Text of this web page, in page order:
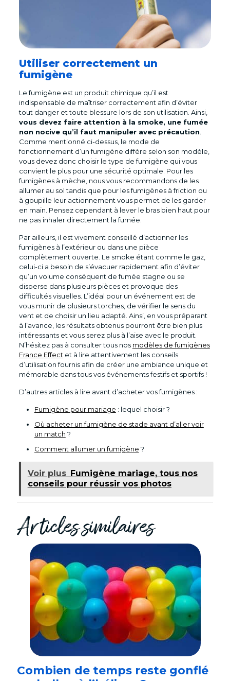
Utiliser correctement un
fumigène
Le fumigène est un produit chimique qu’il est
indispensable de maîtriser correctement afin d’éviter
tout danger et toute blessure lors de son utilisation. Ainsi,
vous devez faire attention à la smoke, une fumée
non nocive qu’il faut manipuler avec précaution
Comme mentionné ci-dessus, le mode de
fonctionnement d’un fumigène diffère selon son modèle,
vous devez donc choisir le type de fumigène qui vous
convient le plus pour une sécurité optimale. Pour les
fumigènes à mèche, nous vous recommandons de les
allumer au sol tandis que pour les fumigènes à friction ou
à goupille leur actionnement vous permet de les garder
en main. Pensez cependant à lever le bras bien haut pour
ne pas inhaler directement la fumée.
Par ailleurs, il est vivement conseillé d’actionner les
fumigènes à l’extérieur ou dans une pièce
complètement ouverte. Le smoke étant comme le gaz,
celui-ci a besoin de s’évacuer rapidement afin d’éviter
qu’un volume conséquent de fumée stagne ou se
disperse dans plusieurs pièces et provoque des
difficultés visuelles. L’idéal pour un événement est de
vous munir de plusieurs torches, de vérifier le sens du
vent et de choisir un lieu adapté. Ainsi, en vous préparant
à l’avance, les résultats obtenus pourront être bien plus
intéressants et vous serez plus à l’aise avec le produit.
N’hésitez pas à consulter tous nos modèles de fumigènes
France Effect et à lire attentivement les conseils
d’utilisation fournis afin de créer une ambiance unique et
mémorable dans tous vos événements festifs et sportifs !
D’autres articles à lire avant d’acheter vos fumigènes :
Fumigène pour mariage : lequel choisir ?
Où acheter un fumigène de stade avant d’aller voir
un match ?
Comment allumer un fumigène ?
Voir plus Fumigène mariage, tous nos
conseils pour réussir vos photos
Articles similaires
Combien de temps reste gonflé